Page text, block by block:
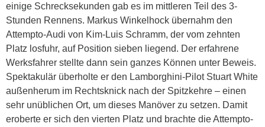
einige Schrecksekunden gab es im mittleren Teil des 3-
Stunden Rennens. Markus Winkelhock übernahm den
Attempto-Audi von Kim-Luis Schramm, der vom zehnten
Platz losfuhr, auf Position sieben liegend. Der erfahrene
Werksfahrer stellte dann sein ganzes Können unter Beweis.
Spektakulär überholte er den Lamborghini-Pilot Stuart White
außenherum im Rechtsknick nach der Spitzkehre – einen
sehr unüblichen Ort, um dieses Manöver zu setzen. Damit
eroberte er sich den vierten Platz und brachte die Attempto-